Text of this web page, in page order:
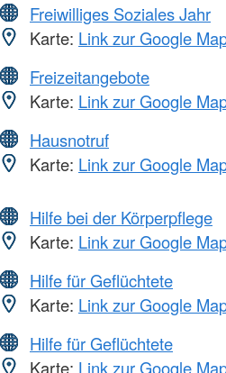
Freiwilliges Soziales Jahr
Karte: Link zur Google
Freizeitangebote
Karte: Link zur Google
Hausnotruf
Karte: Link zur Google
Hilfe bei der Körperpflege
Karte: Link zur Google
Hilfe für Geflüchtete
Karte: Link zur Google
Hilfe für Geflüchtete
Karte: Link zur Google